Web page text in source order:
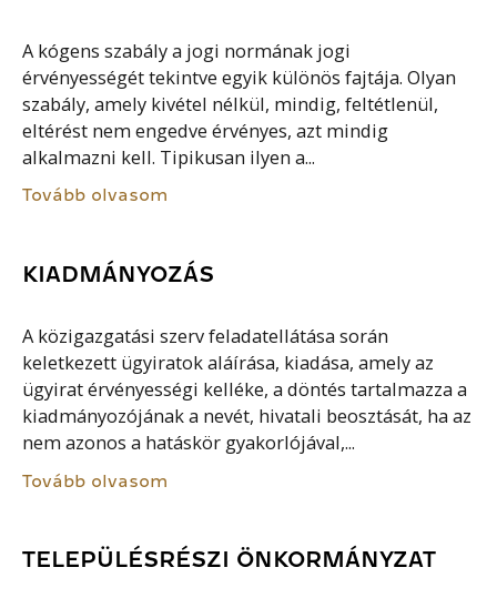
A kógens szabály a jogi normának jogi
érvényességét tekintve egyik különös fajtája. Olyan
szabály, amely kivétel nélkül, mindig, feltétlenül,
eltérést nem engedve érvényes, azt mindig
alkalmazni kell. Tipikusan ilyen a...
Tovább olvasom
KIADMÁNYOZÁS
A közigazgatási szerv feladatellátása során
keletkezett ügyiratok aláírása, kiadása, amely az
ügyirat érvényességi kelléke, a döntés tartalmazza a
kiadmányozójának a nevét, hivatali beosztását, ha az
nem azonos a hatáskör gyakorlójával,...
Tovább olvasom
TELEPÜLÉSRÉSZI ÖNKORMÁNYZAT